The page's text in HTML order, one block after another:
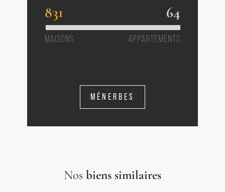
831 64
MAISONS APPARTEMENTS
MÉNERBES
Nos biens similaires